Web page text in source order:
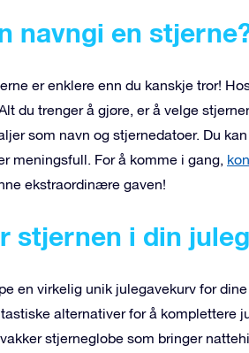
navngi en
er enklere enn du kanskje tror!
du trenger å gjøre, er å velge
som navn og stjernedatoer. Du
meningsfull. For å komme i gang,
ekstraordinære gaven!
stjernen i din
en virkelig unik julegavekurv for
alternativer for å komplettere
stjerneglobe som bringer